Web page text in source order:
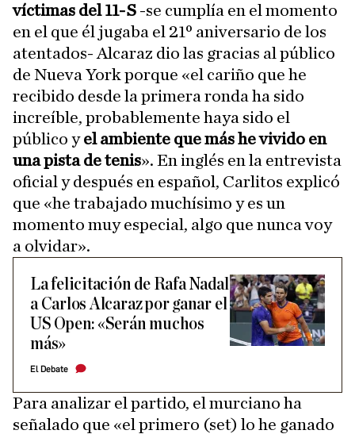
víctimas del 11-S -se cumplía en el momento
en el que él jugaba el 21º aniversario de los
atentados- Alcaraz dio las gracias al público
de Nueva York porque «el cariño que he
recibido desde la primera ronda ha sido
increíble, probablemente haya sido el
público yel ambiente que más he vivido en
una pista de tenis». En inglés en la entrevista
oficial y después en español, Carlitos explicó
que «he trabajado muchísimo y es un
momento muy especial, algo que nunca voy
a olvidar».
La felicitación de Rafa Nadal
a Carlos Alcaraz por ganar el
US Open: «Serán muchos
más»
El Debate
Para analizar el partido, el murciano ha
señalado que «el primero (set) lo he ganado